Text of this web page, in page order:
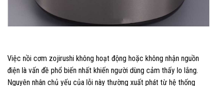
Việc nồi cơm zojirushi không hoạt động hoặc không nhận nguồn
điện là vấn đề phổ biến nhất khiến người dùng cảm thấy lo lắng.
Nguyên nhân chủ yếu của lỗi này thường xuất phát từ hệ thống